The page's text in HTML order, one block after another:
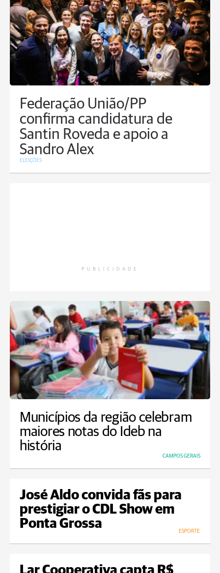
Federação União/PP
confirma candidatura de
Santin Roveda e apoio a
Sandro Alex
ELEIÇÕES
PUBLICIDADE
Municípios da região celebram
maiores notas do Ideb na
história
CAMPOS GERAIS
José Aldo convida fãs para
prestigiar o CDL Show em
Ponta Grossa
ESPORTE